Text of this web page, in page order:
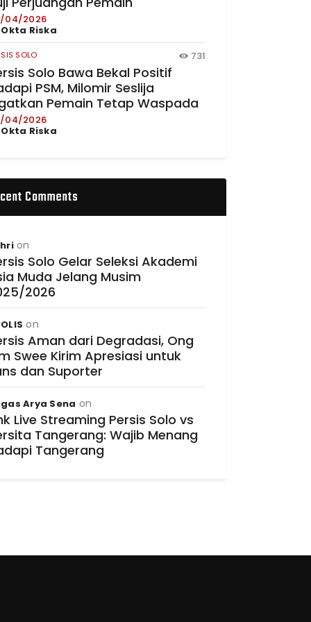
04/2026
Okta Riska
SOLO 731
Solo Bawa Bekal Positif
PSM, Milomir Seslija
Pemain Tetap Waspada
04/2026
Okta Riska
Comments
on
Solo Gelar Seleksi Akademi
Muda Jelang Musim
2026
on
Aman dari Degradasi, Ong
Swee Kirim Apresiasi untuk
dan Suporter
Arya Sena on
Live Streaming Persis Solo vs
Tangerang: Wajib Menang
Tangerang